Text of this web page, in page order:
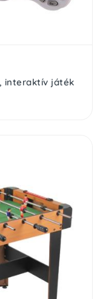
interaktív játék